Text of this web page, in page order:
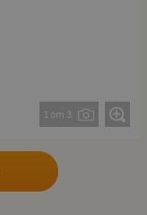
1 от 3